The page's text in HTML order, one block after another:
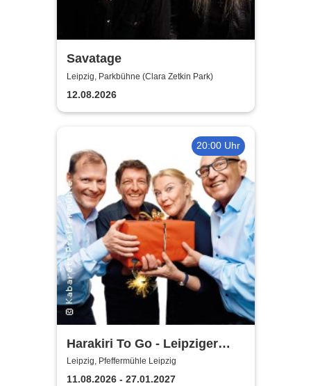
Savatage
Leipzig, Parkbühne (Clara Zetkin Park)
12.08.2026
20:00 Uhr
Harakiri To Go - Leipziger
Pfeffermühle
Leipzig, Pfeffermühle Leipzig
11.08.2026 - 27.01.2027